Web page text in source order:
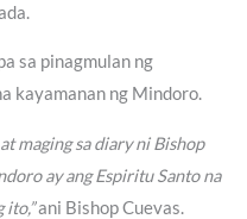
sa pinagmulan ng
kayamanan ng Mindoro.
maging sa diary ni Bishop
ay ang Espiritu Santo na
ito,”ani Bishop Cuevas.